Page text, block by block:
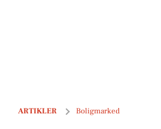
ARTIKLER Boligmarked
Luksus til salg: Arnumvej 76 til